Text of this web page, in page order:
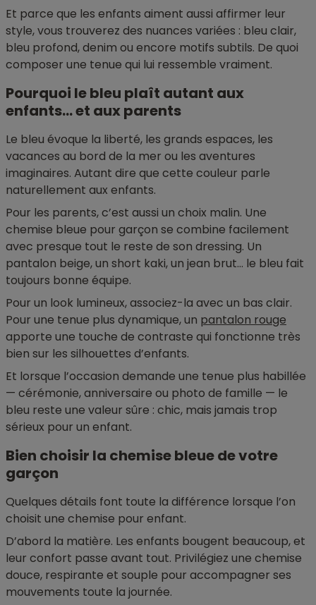
Et parce que les enfants aiment aussi affirmer leur
style, vous trouverez des nuances variées : bleu clair,
bleu profond, denim ou encore motifs subtils. De quoi
composer une tenue qui lui ressemble vraiment.
Pourquoi le bleu plaît autant aux
enfants… et aux parents
Le bleu évoque la liberté, les grands espaces, les
vacances au bord de la mer ou les aventures
imaginaires. Autant dire que cette couleur parle
naturellement aux enfants.
Pour les parents, c’est aussi un choix malin. Une
chemise bleue pour garçon se combine facilement
avec presque tout le reste de son dressing. Un
pantalon beige, un short kaki, un jean brut… le bleu fait
toujours bonne équipe.
Pour un look lumineux, associez-la avec un bas clair.
Pour une tenue plus dynamique, un pantalon rouge
apporte une touche de contraste qui fonctionne très
bien sur les silhouettes d’enfants.
Et lorsque l’occasion demande une tenue plus habillée
— cérémonie, anniversaire ou photo de famille — le
bleu reste une valeur sûre : chic, mais jamais trop
sérieux pour un enfant.
Bien choisir la chemise bleue de votre
garçon
Quelques détails font toute la différence lorsque l’on
choisit une chemise pour enfant.
D’abord la matière. Les enfants bougent beaucoup, et
leur confort passe avant tout. Privilégiez une chemise
douce, respirante et souple pour accompagner ses
mouvements toute la journée.